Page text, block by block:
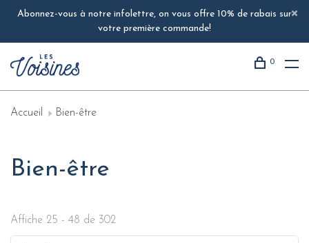
Abonnez-vous à notre infolettre, on vous offre 10% de rabais sur
votre première commande!
0
Accueil Bien-être
Bien-être
Affiche 25 - 48 de 302